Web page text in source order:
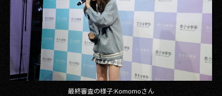
最終審査の様子:Komomoさん